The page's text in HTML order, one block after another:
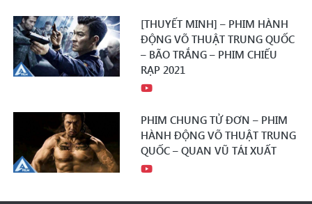
[THUYẾT MINH] – PHIM HÀNH
ĐỘNG VÕ THUẬT TRUNG QUỐC
– BÃO TRẮNG – PHIM CHIẾU
RẠP 2021
PHIM CHUNG TỬ ĐƠN – PHIM
HÀNH ĐỘNG VÕ THUẬT TRUNG
QUỐC – QUAN VŨ TÁI XUẤT